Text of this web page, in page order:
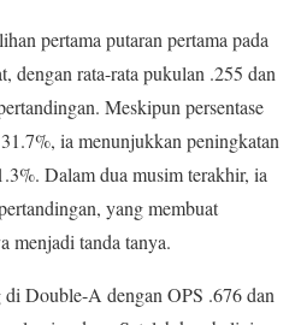
pertama putaran pertama pada
dengan rata-rata pukulan .255 dan
Meskipun persentase
ia menunjukkan peningkatan
Dalam dua musim terakhir, ia
yang membuat
menjadi tanda tanya.
Double-A dengan OPS .676 dan